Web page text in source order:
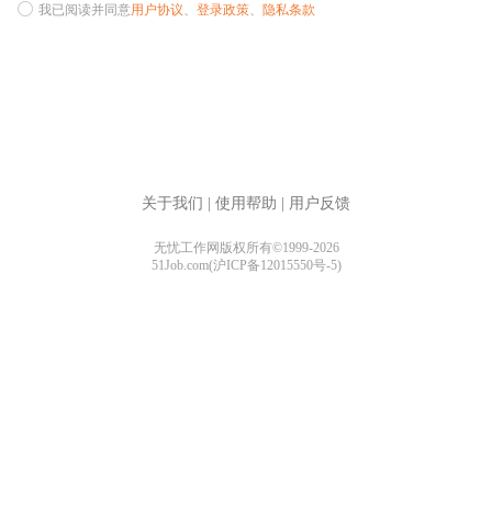
我已阅读并同意用户协议、 登录政策、 隐私条款
关于我们 使用帮助 用户反馈
无忧工作网版权所有©1999-2026
51Job.com(沪ICP备12015550号-5)